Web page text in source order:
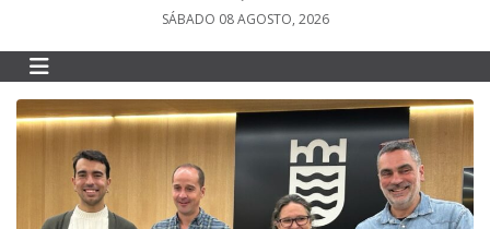
SÁBADO 08 AGOSTO, 2026